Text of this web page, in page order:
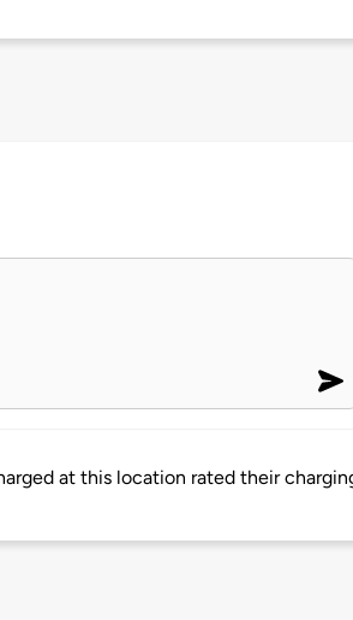
at this location rated their